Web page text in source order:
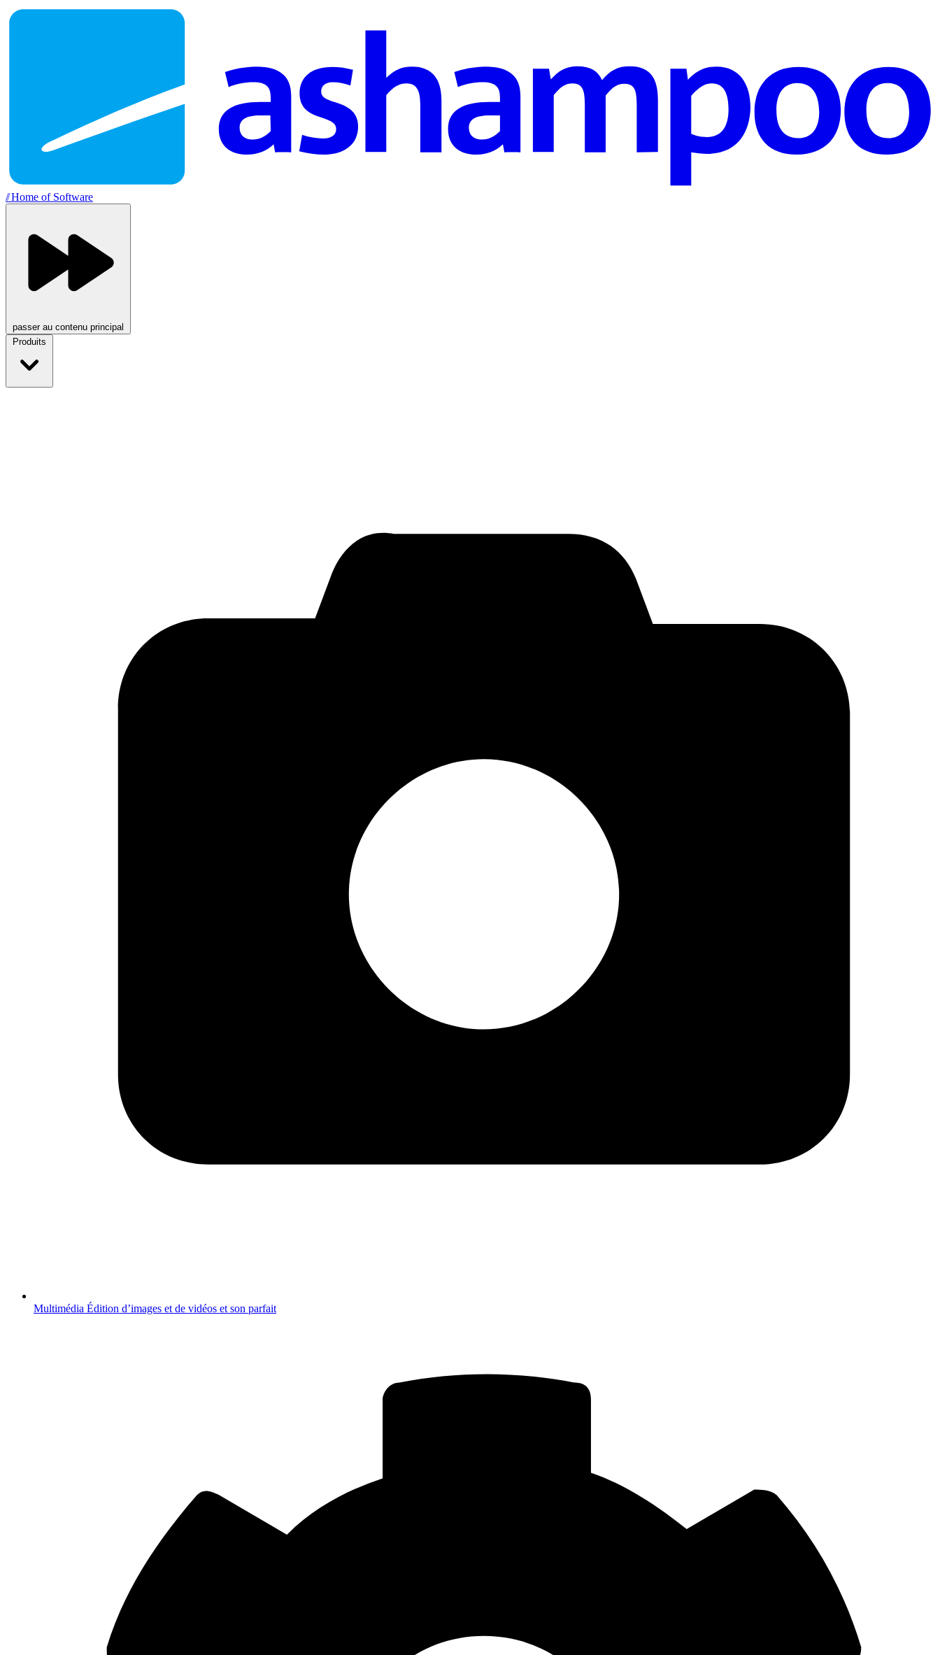
//Home of Software
passer au contenu principal
Produits
Multimédia Édition d’images et de vidéos et son parfait